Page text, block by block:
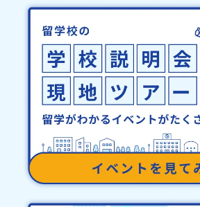
地域留学体験」のプログラム開催情報を公式
務局までご連絡ください。・キャンセルポリ
お取り消しの場合、以下のルールに沿って対
す。ご了承ください。プログラム開催日の前
【キャンセルのご連絡日：お支払いいただく
あたる日以前：無料・20日目-8日目：20％
プログラム開始日の前日：40％・プログラ
連絡無しでの不参加またはプログラム開始
止について天候などの状況等によって開催を
ります。その場合は原則、開催日1週間前ま
又、最少催行人数に達しなかった場合は、開
中止の旨をメールにてご連絡いたします。
他、よくあるご質問についてはこちらをご確
について＜プログラム主催：一般財団法人地
トフォーム＞「意志ある若者にあふれる持続
くる」というビジョンを掲げ、2017年3月に